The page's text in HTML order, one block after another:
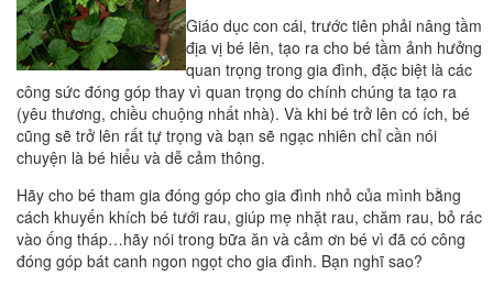
Giáo dục con cái, trước tiên phải nâng tầm
địa vị bé lên, tạo ra cho bé tầm ảnh hưởng
quan trọng trong gia đình, đặc biệt là các
công sức đóng góp thay vì quan trọng do chính chúng ta tạo ra
(yêu thương, chiều chuộng nhất nhà). Và khi bé trở lên có ích, bé
cũng sẽ trở lên rất tự trọng và bạn sẽ ngạc nhiên chỉ cần nói
chuyện là bé hiểu và dễ cảm thông.
Hãy cho bé tham gia đóng góp cho gia đình nhỏ của mình bằng
cách khuyến khích bé tưới rau, giúp mẹ nhặt rau, chăm rau, bỏ rác
vào ống tháp…hãy nói trong bữa ăn và cảm ơn bé vì đã có công
đóng góp bát canh ngon ngọt cho gia đình. Bạn nghĩ sao?